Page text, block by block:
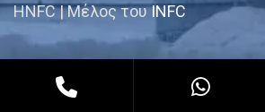
HNFC | Μέλος τουINFC